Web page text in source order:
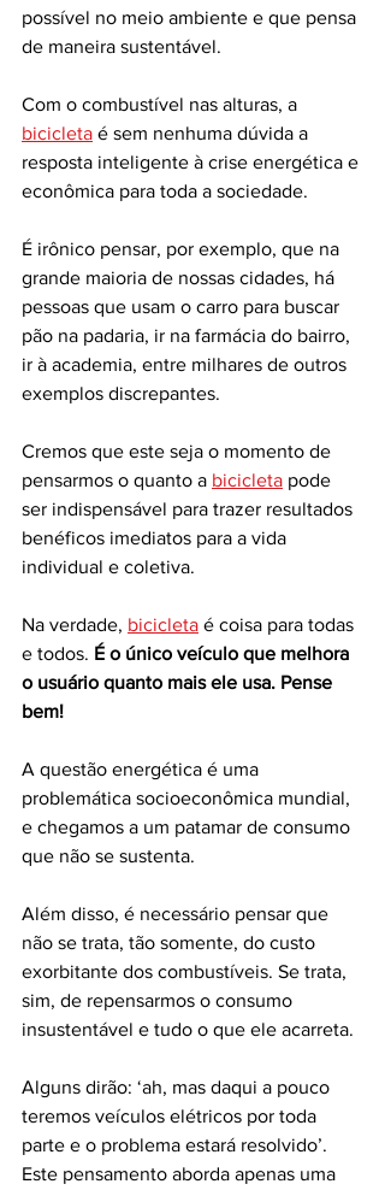
possível no meio ambiente e que pensa
de maneira sustentável.
Com o combustível nas alturas, a
bicicleta é sem nenhuma dúvida a
resposta inteligente à crise energética e
econômica para toda a sociedade.
É irônico pensar, por exemplo, que na
grande maioria de nossas cidades, há
pessoas que usam o carro para buscar
pão na padaria, ir na farmácia do bairro,
ir à academia, entre milhares de outros
exemplos discrepantes.
Cremos que este seja o momento de
pensarmos o quanto a bicicleta pode
ser indispensável para trazer resultados
benéficos imediatos para a vida
individual e coletiva.
Na verdade, bicicleta é coisa para todas
e todos. É o único veículo que melhora
o usuário quanto mais ele usa. Pense
bem!
A questão energética é uma
problemática socioeconômica mundial,
e chegamos a um patamar de consumo
que não se sustenta.
Além disso, é necessário pensar que
não se trata, tão somente, do custo
exorbitante dos combustíveis. Se trata,
sim, de repensarmos o consumo
insustentável e tudo o que ele acarreta.
Alguns dirão: ‘ah, mas daqui a pouco
teremos veículos elétricos por toda
parte e o problema estará resolvido’.
Este pensamento aborda apenas uma